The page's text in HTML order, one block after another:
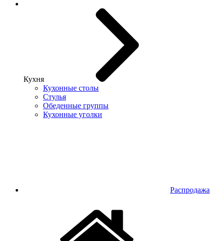
Кухня
Кухонные столы
Стулья
Обеденные группы
Кухонные уголки
Распродажа